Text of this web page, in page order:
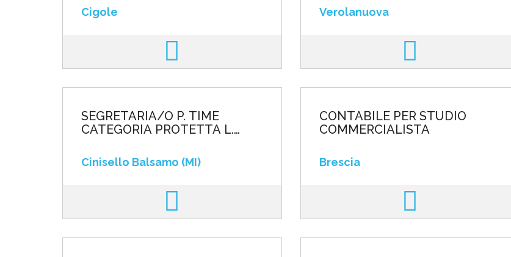
Cigole Verolanuova
SEGRETARIA/O P. TIME
CATEGORIA PROTETTA L.
Cinisello Balsamo (MI)
CONTABILE PER STUDIO
COMMERCIALISTA
Brescia